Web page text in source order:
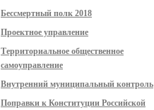
Бессмертный полк 2018
Проектное управление
Территориальное общественное
самоуправление
Внутренний муниципальный контроль
Поправки к Конституции Российской